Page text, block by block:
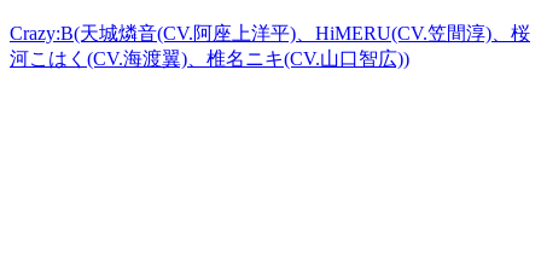
Crazy:B(天城燐音(CV.阿座上洋平)、HiMERU(CV.笠間淳)、桜
河こはく(CV.海渡翼)、椎名ニキ(CV.山口智広))